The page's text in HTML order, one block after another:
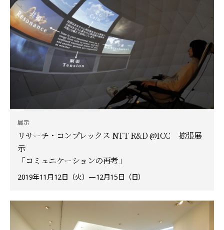
展示
リサーチ・コンプレックス NTT R&D @ICC 拡張展
示
「コミュニケーションの再考」
2019年11月12日（火）—12月15日（日）